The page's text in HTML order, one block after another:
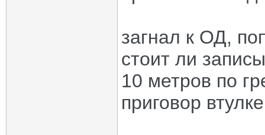
загнал к ОД,
стоит ли
10 метров по
приговор